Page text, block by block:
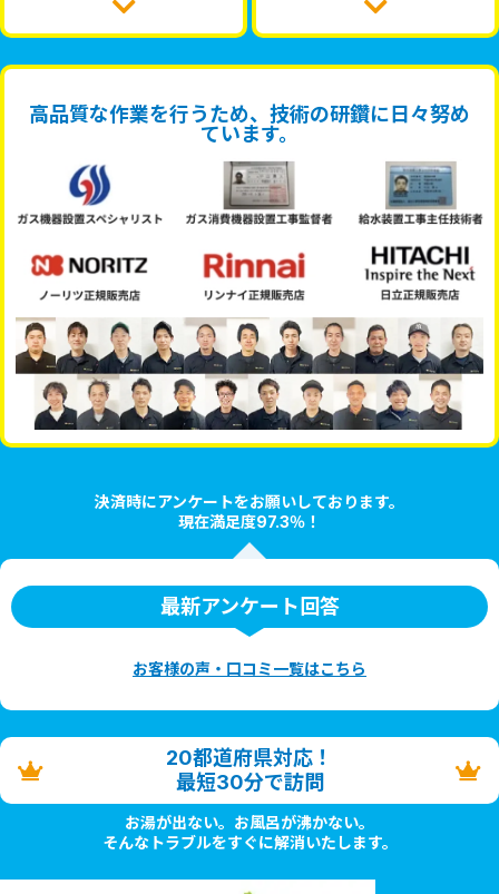
高品質な作業を行うため、技術の研鑽に日々努め
ています。
決済時にアンケートをお願いしております。
現在満足度97.3％！
最新アンケート回答
お客様の声・口コミ一覧はこちら
20都道府県対応！
最短30分で訪問
お湯が出ない。お風呂が沸かない。
そんなトラブルをすぐに解消いたします。